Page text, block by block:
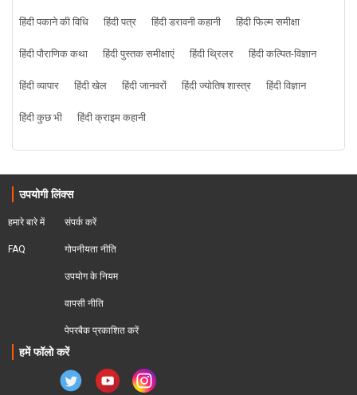
हिंदी पकाने की विधि
हिंदी पत्र हिंदी डरावनी कहानी
हिंदी फिल्म समीक्षा
हिंदी पौराणिक कथा
हिंदी पुस्तक समीक्षाएं हिंदी थ्रिलर
हिंदी कल्पित-विज्ञान
हिंदी व्यापार
हिंदी खेल हिंदी जानवरों हिंदी ज्योतिष शास्त्र
हिंदी विज्ञान
हिंदी कुछ भी
हिंदी क्राइम कहानी
उपयोगी लिंक्स
हमारे बारे में
FAQ
संपर्क करें
गोपनीयता नीति
उपयोग के नियम
वापसी नीति
पेपरबैक प्रकाशित करें
हमें फॉलो करें